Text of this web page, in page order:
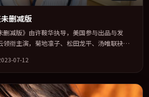
删减版
删减版》由许鞍华执导，美国参与出品与发
领衔主演，菊地凛子、松田龙平、汤唯联袂出
表演与视听上力求统一。定于 2023-09-13 在
同步亮相，2023 年度话题片中口碑稳健，适合
光的观众完整观看。
07-12